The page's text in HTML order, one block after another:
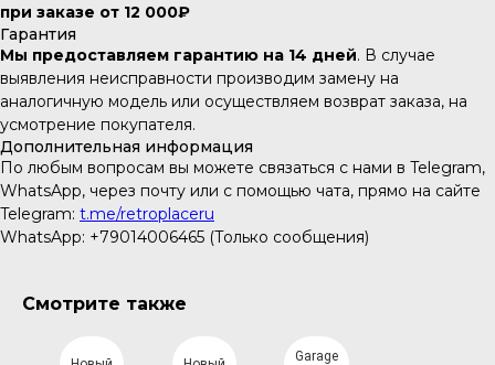
при заказе от 12 000₽
Гарантия
Мы предоставляем гарантию на 14 дней. В случае
выявления неисправности производим замену на
аналогичную модель или осуществляем возврат заказа, на
усмотрение покупателя.
Дополнительная информация
По любым вопросам вы можете связаться с нами в Telegram,
WhatsApp, через почту или с помощью чата, прямо на сайте
Telegram: t.me/retroplaceru
WhatsApp: +79014006465 (Только сообщения)
Смотрите также
Garage